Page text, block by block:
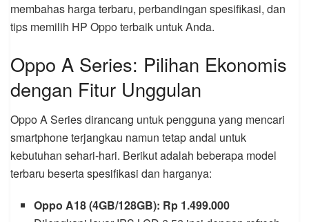
membahas harga terbaru, perbandingan spesifikasi, dan
tips memilih HP Oppo terbaik untuk Anda.
Oppo A Series: Pilihan Ekonomis
dengan Fitur Unggulan
Oppo A Series dirancang untuk pengguna yang mencari
smartphone terjangkau namun tetap andal untuk
kebutuhan sehari-hari. Berikut adalah beberapa model
terbaru beserta spesifikasi dan harganya:
Oppo A18 (4GB/128GB): Rp 1.499.000